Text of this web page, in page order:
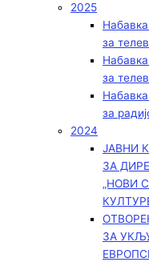
2025
за
за
за
2024
ЈАВНИ
ЗА
„НОВИ
ЗА